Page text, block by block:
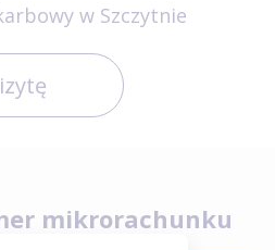
w Szczytnie
mikrorachunku